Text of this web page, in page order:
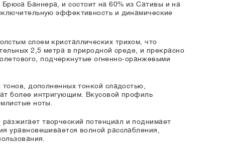
Баннера, и состоит на 60% из Сативы и на
эффективность и динамические
слоем кристаллических трихом, что
2,5 метра в природной среде, и прекрасно
подчеркнутые огненно-оранжевыми
дополненных тонкой сладостью,
более интригующим. Вкусовой профиль
ноты.
творческий потенциал и поднимает
уравновешивается волной расслабления,